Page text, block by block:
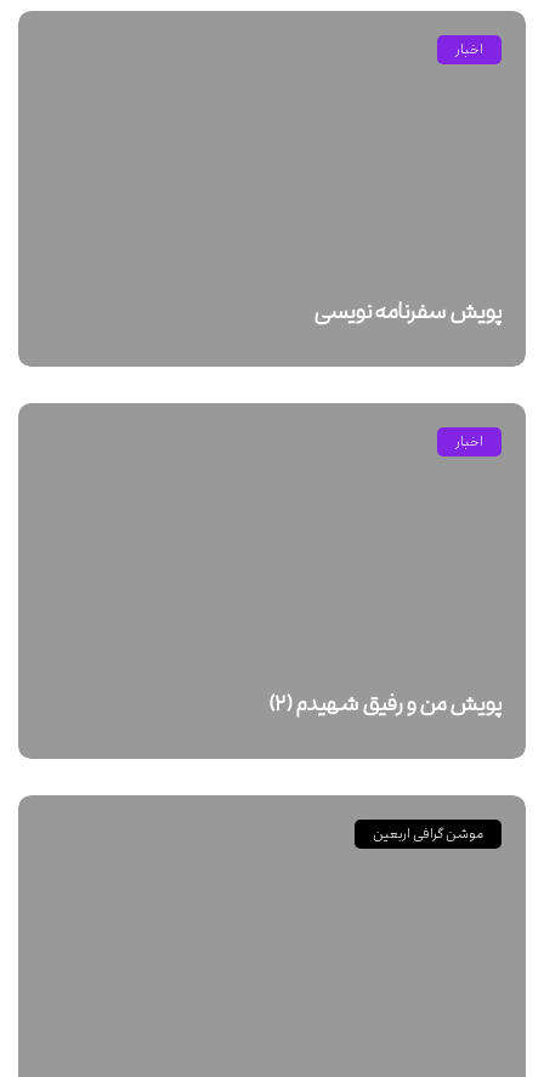
اخبار
پویش سفرنامه نویسی
اخبار
پویش من و رفیق شهیدم (۲)
موشن گرافی اربعین